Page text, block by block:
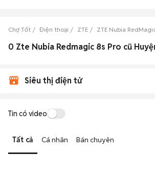
Chợ Tốt Điện thoại ZTE ZTE Nubia
Siêu thị điện tử
Tin có video
Tất cả Cá nhân Bán chuyên